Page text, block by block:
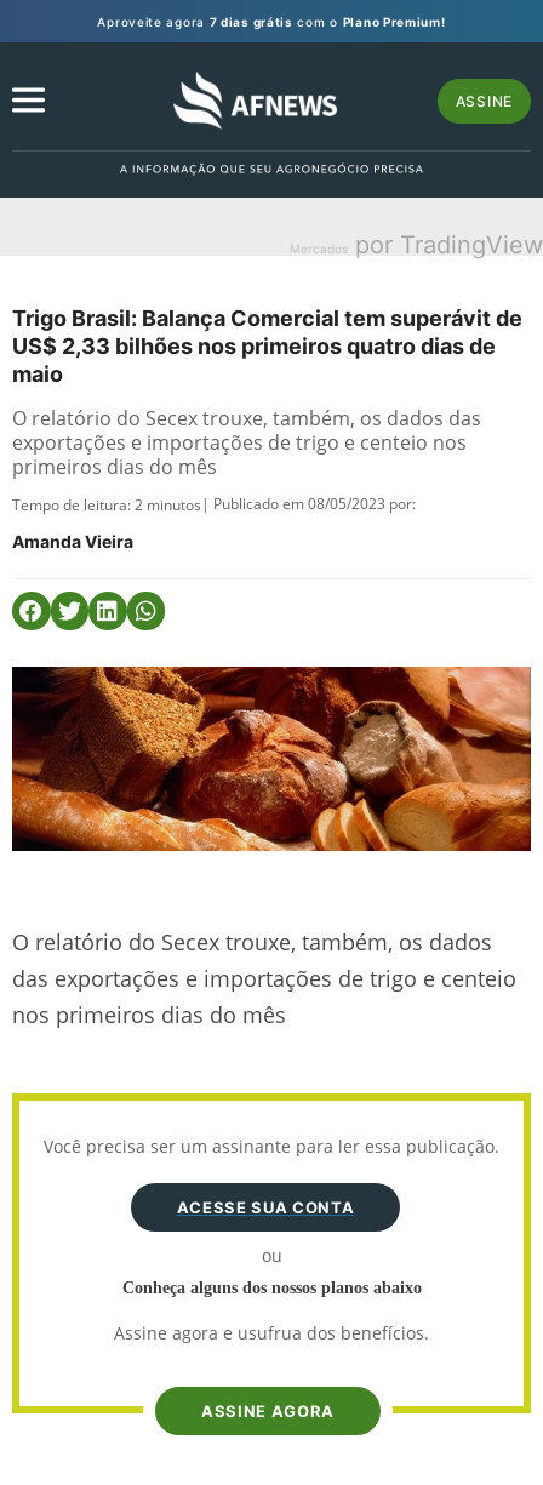
Aproveite agora 7 dias grátis com o Plano Premium!
ASSINE
Mercados por TradingView
Trigo Brasil: Balança Comercial tem superávit de
US$ 2,33 bilhões nos primeiros quatro dias de
maio
O relatório do Secex trouxe, também, os dados das
exportações e importações de trigo e centeio nos
primeiros dias do mês
Tempo de leitura:2 minutos | Publicado em 08/05/2023 por:
Amanda Vieira
O relatório do Secex trouxe, também, os dados
das exportações e importações de trigo e centeio
nos primeiros dias do mês
Você precisa ser um assinante para ler essa publicação.
ACESSE SUA CONTA
ou
Conheça alguns dos nossos planos abaixo
Assine agora e usufrua dos benefícios.
ASSINE AGORA